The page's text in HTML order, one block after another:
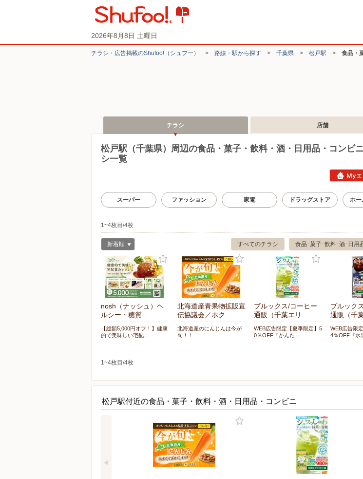
2026年8月8日 土曜日
チラシ・​広告掲載の​Shufoo!​（シュフー） > 路線・駅から探す > 千葉県 > 松戸駅 > 食品・
チラシ 店舗
松戸駅（千葉県）周辺の食品・菓子・飲料・酒・日用品・コンビ
シ一覧
スーパー ファッション 家電 ドラッグストア ホー
1~4枚目/4枚
食品･菓子･飲料･酒･日用
すべてのチラシ
新着順
nosh（ナッシュ）ヘ
ルシー・糖質…
【総額5,000円オフ！】健康
的で美味しい宅配…
北海道産青果物拡販宣
伝協議会／ホク…
北海道産のにんじんは今が
旬！！
ブルックス/コーヒー
通販（千葉エリ…
WEB広告限定【夏季限定】5
0％OFF『かんた…
ブルック
通販（千
WEB広告限
4％OFF『水
1~4枚目/4枚
松戸駅付近の食品・菓子・飲料・酒・日用品・コンビニ